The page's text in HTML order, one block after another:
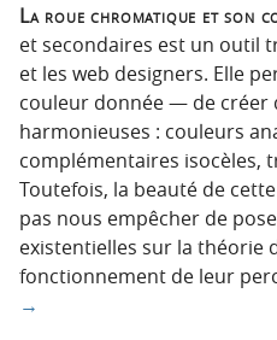
La roue chromatique et son
et secondaires est un outil
et les web designers. Elle
couleur donnée — de créer
harmonieuses : couleurs
complémentaires isocèles,
Toutefois, la beauté de
pas nous empêcher de
existentielles sur la théorie
fonctionnement de leur
→